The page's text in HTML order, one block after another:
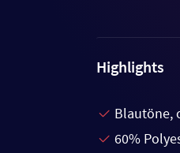
Highlights
Blautöne,
60%